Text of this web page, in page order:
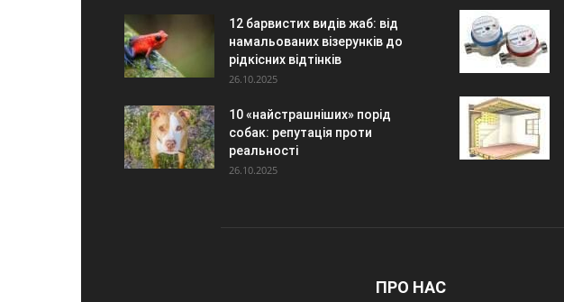
12 барвистих видів жаб: від
намальованих візерунків до
рідкісних відтінків
26.10.2025
10 «найстрашніших» порід
собак: репутація проти
реальності
26.10.2025
ПРО НАС